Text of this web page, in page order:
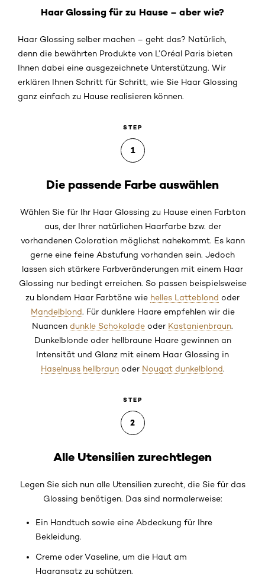
Haar Glossing für zu Hause – aber wie?
Haar Glossing selber machen – geht das? Natürlich,
denn die bewährten Produkte von L’Oréal Paris bieten
Ihnen dabei eine ausgezeichnete Unterstützung. Wir
erklären Ihnen Schritt für Schritt, wie Sie Haar Glossing
ganz einfach zu Hause realisieren können.
STEP
1
Die passende Farbe auswählen
Wählen Sie für Ihr Haar Glossing zu Hause einen Farbton
aus, der Ihrer natürlichen Haarfarbe bzw. der
vorhandenen Coloration möglichst nahekommt. Es kann
gerne eine feine Abstufung vorhanden sein. Jedoch
lassen sich stärkere Farbveränderungen mit einem Haar
Glossing nur bedingt erreichen. So passen beispielsweise
zu blondem Haar Farbtöne wie helles Latteblond oder
Mandelblond. Für dunklere Haare empfehlen wir die
Nuancen dunkle Schokolade oder Kastanienbraun.
Dunkelblonde oder hellbraune Haare gewinnen an
Intensität und Glanz mit einem Haar Glossing in
Haselnuss hellbraunoder Nougat dunkelblond.
STEP
2
Alle Utensilien zurechtlegen
Legen Sie sich nun alle Utensilien zurecht, die Sie für das
Glossing benötigen. Das sind normalerweise:
Ein Handtuch sowie eine Abdeckung für Ihre
Bekleidung.
Creme oder Vaseline, um die Haut am
Haaransatz zu schützen.